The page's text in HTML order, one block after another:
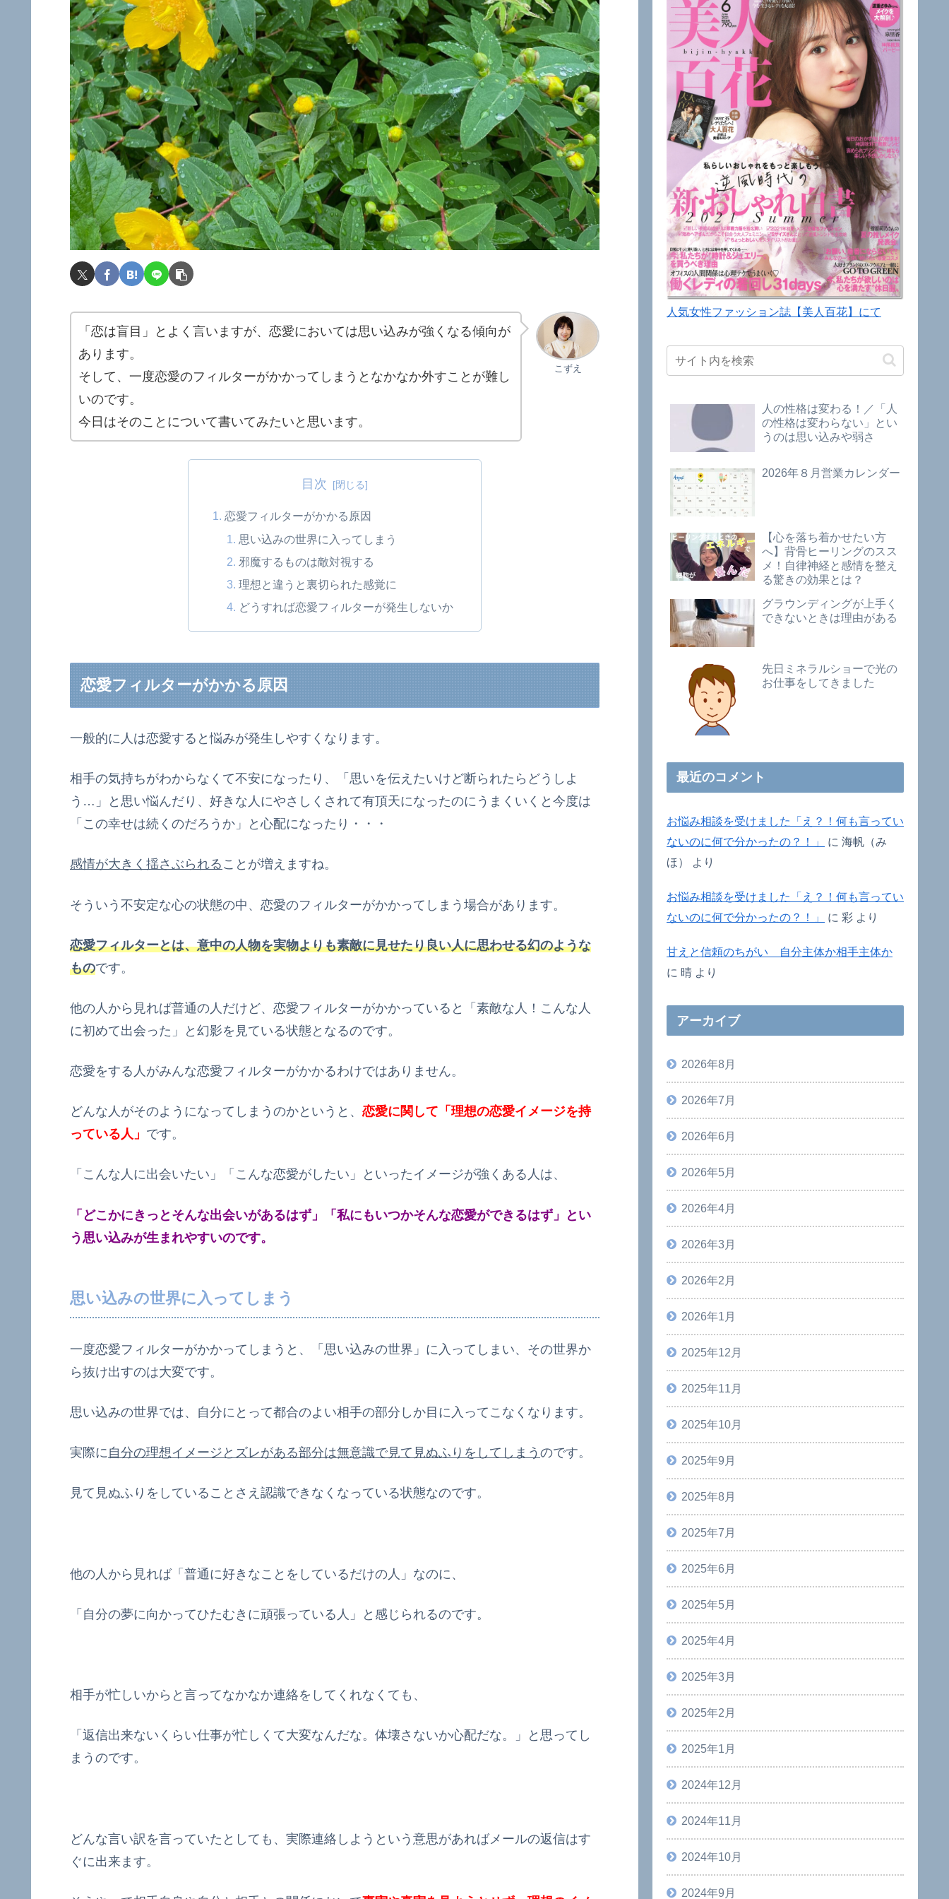
こずえ
「恋は盲目」とよく言いますが、恋愛においては思い込みが強くなる傾向が
あります。
そして、一度恋愛のフィルターがかかってしまうとなかなか外すことが難し
いのです。
今日はそのことについて書いてみたいと思います。
目次
恋愛フィルターがかかる原因
思い込みの世界に入ってしまう
邪魔するものは敵対視する
理想と違うと裏切られた感覚に
どうすれば恋愛フィルターが発生しないか
恋愛フィルターがかかる原因
一般的に人は恋愛すると悩みが発生しやすくなります。
相手の気持ちがわからなくて不安になったり、「思いを伝えたいけど断られたらどうしよ
う…」と思い悩んだり、好きな人にやさしくされて有頂天になったのにうまくいくと今度は
「この幸せは続くのだろうか」と心配になったり・・・
感情が大きく揺さぶられる ことが増えますね。
そういう不安定な心の状態の中、恋愛のフィルターがかかってしまう場合があります。
恋愛フィルターとは、意中の人物を実物よりも素敵に見せたり良い人に思わせる幻のような
ものです。
他の人から見れば普通の人だけど、恋愛フィルターがかかっていると「素敵な人！こんな人
に初めて出会った」と幻影を見ている状態となるのです。
恋愛をする人がみんな恋愛フィルターがかかるわけではありません。
どんな人がそのようになってしまうのかというと、 恋愛に関して「理想の恋愛イメージを持
っている人」 です。
「こんな人に出会いたい」「こんな恋愛がしたい」といったイメージが強くある人は、
「どこかにきっとそんな出会いがあるはず」「私にもいつかそんな恋愛ができるはず」とい
う思い込みが生まれやすいのです。
思い込みの世界に入ってしまう
一度恋愛フィルターがかかってしまうと、「思い込みの世界」に入ってしまい、その世界か
ら抜け出すのは大変です。
思い込みの世界では、自分にとって都合のよい相手の部分しか目に入ってこなくなります。
実際に自分の理想イメージとズレがある部分は無意識で見て見ぬふりをしてしまう のです。
見て見ぬふりをしていることさえ認識できなくなっている状態なのです。
他の人から見れば「普通に好きなことをしているだけの人」なのに、
「自分の夢に向かってひたむきに頑張っている人」と感じられるのです。
相手が忙しいからと言ってなかなか連絡をしてくれなくても、
「返信出来ないくらい仕事が忙しくて大変なんだな。体壊さないか心配だな。」と思ってし
まうのです。
どんな言い訳を言っていたとしても、実際連絡しようという意思があればメールの返信はす
ぐに出来ます。
人気女性ファッション誌【美人百花】にて
人の性格は変わる！／「人
の性格は変わらない」とい
うのは思い込みや弱さ
2026年８月営業カレンダー
【心を落ち着かせたい方
へ】背骨ヒーリングのスス
メ！自律神経と感情を整え
る驚きの効果とは？
グラウンディングが上手く
できないときは理由がある
先日ミネラルショーで光の
お仕事をしてきました
最近のコメント
お悩み相談を受けました「え？！何も言ってい
ないのに何で分かったの？！」
に 海帆（み
ほ）
より
お悩み相談を受けました「え？！何も言ってい
ないのに何で分かったの？！」
に 彩 より
甘えと信頼のちがい 自分主体か相手主体か
に 晴 より
アーカイブ
2026年8月
2026年7月
2026年6月
2026年5月
2026年4月
2026年3月
2026年2月
2026年1月
2025年12月
2025年11月
2025年10月
2025年9月
2025年8月
2025年7月
2025年6月
2025年5月
2025年4月
2025年3月
2025年2月
2025年1月
2024年12月
2024年11月
2024年10月
2024年9月